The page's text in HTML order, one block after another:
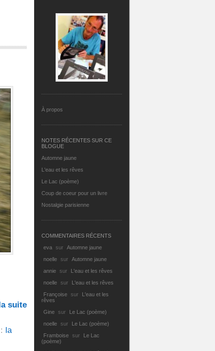
À propos
NOTES RÉCENTES SUR CE
BLOGUE
Automne jaune
L'eau et les rêves
Le Lac (poème)
Coup de coeur pour un livre
Nostalgie parisienne
COMMENTAIRES RÉCENTS
eva sur Automne jaune
noelle sur Automne jaune
annie sur
L'eau et les rêves
noelle sur
L'eau et les rêves
Françoise sur
L'eau et les
rêves
Gine sur
Le Lac (poème)
noelle sur
Le Lac (poème)
Framboise sur
Le Lac
(poème)
suite
la